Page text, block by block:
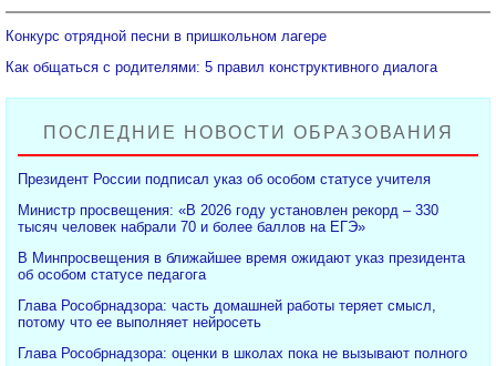
Конкурс отрядной песни в пришкольном лагере
Как общаться с родителями: 5 правил конструктивного диалога
ПОСЛЕДНИЕ НОВОСТИ ОБРАЗОВАНИЯ
Президент России подписал указ об особом статусе учителя
Министр просвещения: «В 2026 году установлен рекорд – 330
тысяч человек набрали 70 и более баллов на ЕГЭ»
В Минпросвещения в ближайшее время ожидают указ президента
об особом статусе педагога
Глава Рособрнадзора: часть домашней работы теряет смысл,
потому что ее выполняет нейросеть
Глава Рособрнадзора: оценки в школах пока не вызывают полного